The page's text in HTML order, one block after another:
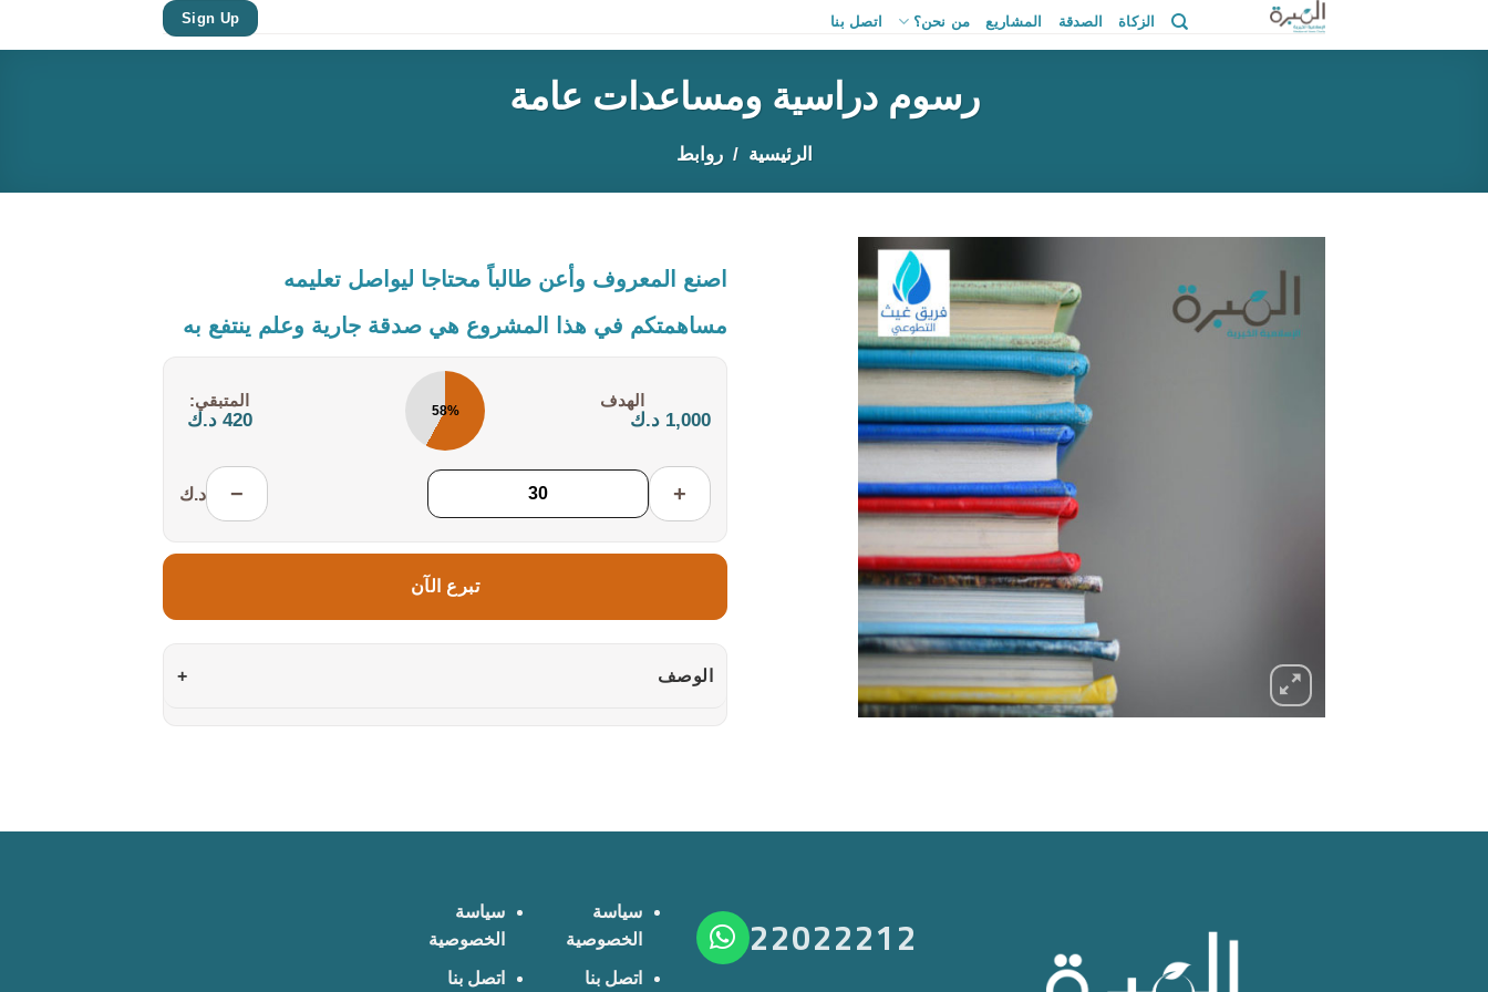
الزكاة الصدقة المشاريع من نحن؟ اتصل بنا Sign Up
رسوم دراسية ومساعدات عامة
الرئيسية روابط
اصنع المعروف وأعن طالباً محتاجا ليواصل تعليمه
مساهمتكم في هذا المشروع هي صدقة جارية وعلم ينتفع به
1,000 د.ك 58%
المتبقي:
420 د.ك
+
− د.ك
تبرع الآن
الوصف +
22022212
سياسة
الخصوصية
اتصل بنا
سياسة
الخصوصية
اتصل بنا